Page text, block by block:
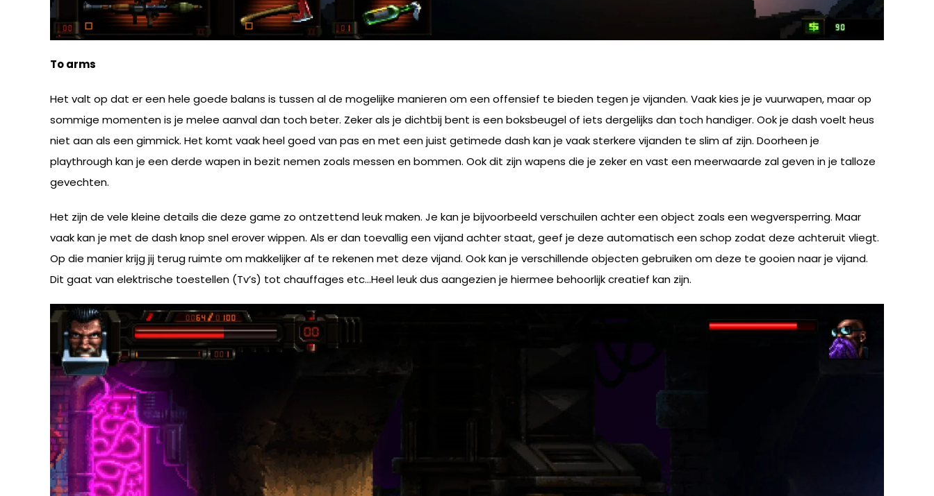
To arms
Het valt op dat er een hele goede balans is tussen al de mogelijke manieren om een offensief te bieden tegen je vijanden. Vaak kies je je vuurwapen, maar op
sommige momenten is je melee aanval dan toch beter. Zeker als je dichtbij bent is een boksbeugel of iets dergelijks dan toch handiger. Ook je dash voelt heus
niet aan als een gimmick. Het komt vaak heel goed van pas en met een juist getimede dash kan je vaak sterkere vijanden te slim af zijn. Doorheen je
playthrough kan je een derde wapen in bezit nemen zoals messen en bommen. Ook dit zijn wapens die je zeker en vast een meerwaarde zal geven in je talloze
gevechten.
Het zijn de vele kleine details die deze game zo ontzettend leuk maken. Je kan je bijvoorbeeld verschuilen achter een object zoals een wegversperring. Maar
vaak kan je met de dash knop snel erover wippen. Als er dan toevallig een vijand achter staat, geef je deze automatisch een schop zodat deze achteruit vliegt.
Op die manier krijg jij terug ruimte om makkelijker af te rekenen met deze vijand. Ook kan je verschillende objecten gebruiken om deze te gooien naar je vijand.
Dit gaat van elektrische toestellen (Tv’s) tot chauffages etc…Heel leuk dus aangezien je hiermee behoorlijk creatief kan zijn.